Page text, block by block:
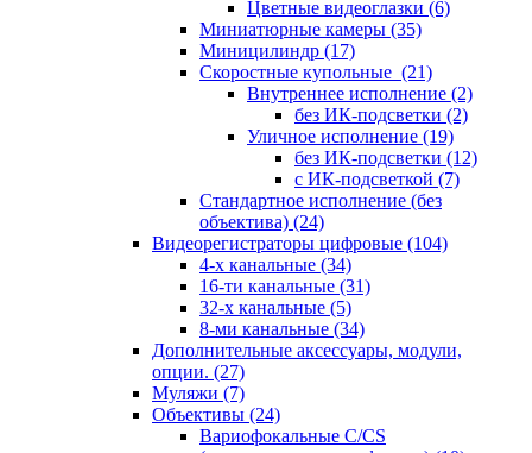
Цветные видеоглазки (6)
Миниатюрные камеры (35)
Миницилиндр (17)
Скоростные купольные (21)
Внутреннее исполнение (2)
без ИК-подсветки (2)
Уличное исполнение (19)
без ИК-подсветки (12)
с ИК-подсветкой (7)
Стандартное исполнение (без
объектива) (24)
Видеорегистраторы цифровые (104)
4-х канальные (34)
16-ти канальные (31)
32-х канальные (5)
8-ми канальные (34)
Дополнительные аксессуары, модули,
опции. (27)
Муляжи (7)
Объективы (24)
Вариофокальные C/CS